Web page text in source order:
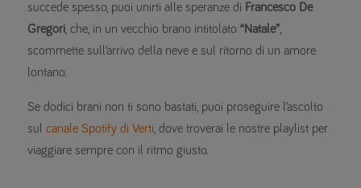
succede spesso, puoi unirti alle speranze di Francesco De
Gregori , che, in un vecchio brano intitolato “Natale”
scommette sull’arrivo della neve e sul ritorno di un amore
lontano.
Se dodici brani non ti sono bastati, puoi proseguire l’ascolto
sul canale Spotify di Verti , dove troverai le nostre playlist per
viaggiare sempre con il ritmo giusto.